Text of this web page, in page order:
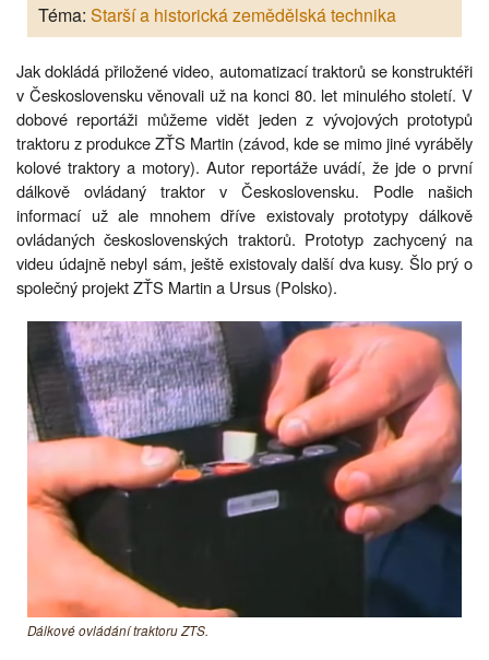
Téma: Starší a historická zemědělská technika
Jak dokládá přiložené video, automatizací traktorů se konstruktéři
v Československu věnovali už na konci 80. let minulého století. V
dobové reportáži můžeme vidět jeden z vývojových prototypů
traktoru z produkce ZŤS Martin (závod, kde se mimo jiné vyráběly
kolové traktory a motory). Autor reportáže uvádí, že jde o první
dálkově ovládaný traktor v Československu. Podle našich
informací už ale mnohem dříve existovaly prototypy dálkově
ovládaných československých traktorů. Prototyp zachycený na
videu údajně nebyl sám, ještě existovaly další dva kusy. Šlo prý o
společný projekt ZŤS Martin a Ursus (Polsko).
Dálkové ovládání traktoru ZTS.